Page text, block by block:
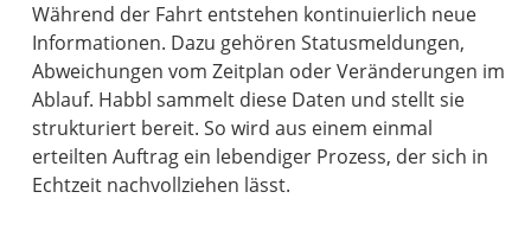
Während der Fahrt entstehen kontinuierlich neue
Informationen. Dazu gehören Statusmeldungen,
Abweichungen vom Zeitplan oder Veränderungen im
Ablauf. Habbl sammelt diese Daten und stellt sie
strukturiert bereit. So wird aus einem einmal
erteilten Auftrag ein lebendiger Prozess, der sich in
Echtzeit nachvollziehen lässt.